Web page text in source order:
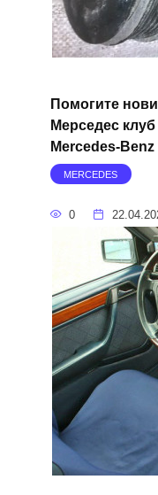
Помогите
Мерседес
Mercedes-
MERCEDES
0